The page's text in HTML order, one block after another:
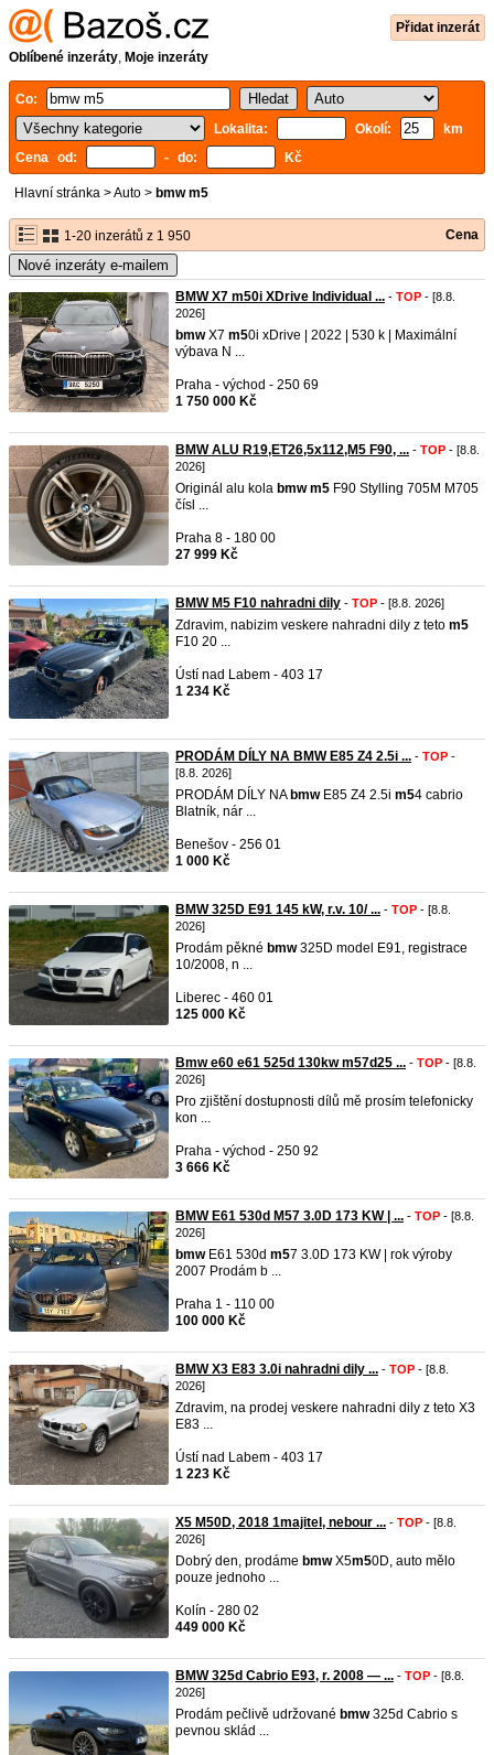
Přidat inzerát
Oblíbené inzeráty, Moje inzeráty
Co:
Lokalita:
Okolí:
km
Cena od:
- do: Kč
Hlavní stránka >Auto > bmw m5
1-20 inzerátů z 1 950 Cena
Nové inzeráty e-mailem
BMW X7 m50i XDrive Individual ... - TOP - [8.8.
2026]
bmwX7 m50i xDrive | 2022 | 530 k | Maximální
výbava N ...
Praha - východ - 250 69
1 750 000 Kč
BMW ALU R19,ET26,5x112,M5 F90, ... - TOP - [8.8.
2026]
Originál alu kola bmw m5 F90 Stylling 705M M705
čísl ...
Praha 8 - 180 00
27 999 Kč
BMW M5 F10 nahradni dily - TOP - [8.8. 2026]
Zdravim, nabizim veskere nahradni dily z teto m5
F10 20 ...
Ústí nad Labem - 403 17
1 234 Kč
PRODÁM DÍLY NA BMW E85 Z4 2.5i ... - TOP -
[8.8. 2026]
PRODÁM DÍLY NA bmwE85 Z4 2.5i m54 cabrio
Blatník, nár ...
Benešov - 256 01
1 000 Kč
BMW 325D E91 145 kW, r.v. 10/ ... - TOP - [8.8.
2026]
Prodám pěkné bmw325D model E91, registrace
10/2008, n ...
Liberec - 460 01
125 000 Kč
Bmw e60 e61 525d 130kw m57d25 ... - TOP - [8.8.
2026]
Pro zjištění dostupnosti dílů mě prosím telefonicky
kon ...
Praha - východ - 250 92
3 666 Kč
BMW E61 530d M57 3.0D 173 KW | ... - TOP - [8.8.
2026]
bmwE61 530d m57 3.0D 173 KW | rok výroby
2007 Prodám b ...
Praha 1 - 110 00
100 000 Kč
BMW X3 E83 3.0i nahradni dily ... - TOP - [8.8.
2026]
Zdravim, na prodej veskere nahradni dily z teto X3
E83 ...
Ústí nad Labem - 403 17
1 223 Kč
X5 M50D, 2018 1majitel, nebour ... - TOP - [8.8.
2026]
Dobrý den, prodáme bmwX5m50D, auto mělo
pouze jednoho ...
Kolín - 280 02
449 000 Kč
BMW 325d Cabrio E93, r. 2008 — ... - TOP - [8.8.
2026]
Prodám pečlivě udržované bmw325d Cabrio s
pevnou sklád ...